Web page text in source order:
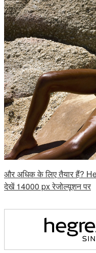
और अधिक के लिए तैयार हैं?
देखें 14000 px रेजोल्यूशन पर